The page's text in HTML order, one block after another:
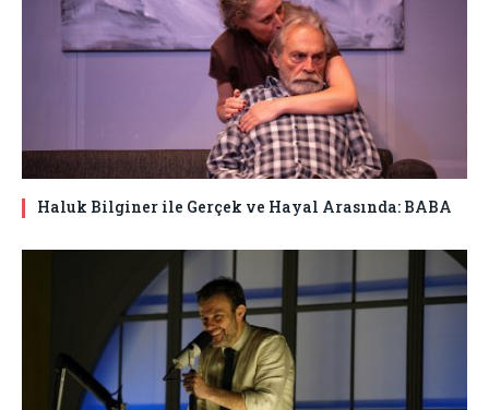
Haluk Bilginer ile Gerçek ve Hayal Arasında: BABA